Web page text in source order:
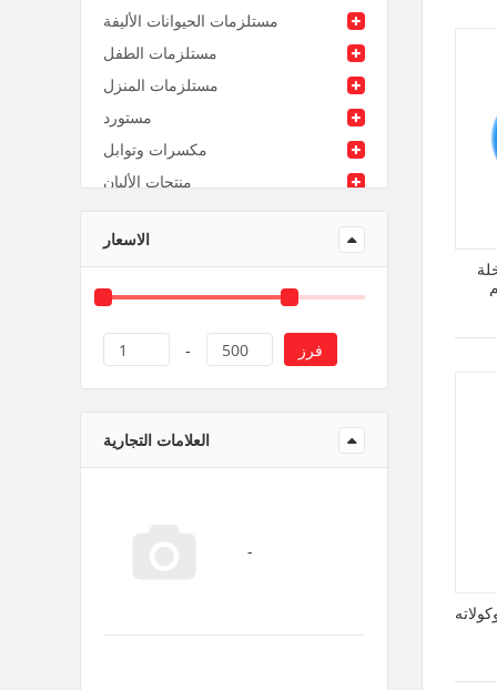
مستلزمات الحيوانات الأليفة
مستلزمات الطفل
مستلزمات المنزل
مستورد
مكسرات وتوابل
منتجات الألبان
الاسعار
1 - 500 فرز
العلامات التجارية